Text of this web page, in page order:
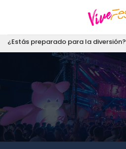
¿Estás preparado para la diversión?